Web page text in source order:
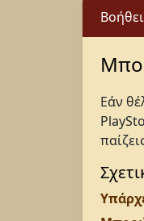
Εάν